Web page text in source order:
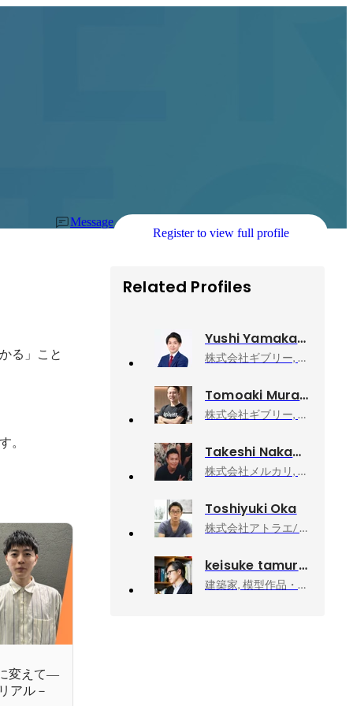
Message
Register to view full profile
る」こと
。
変えて—
アル－
Related Profiles
Yushi Yamakawa
株式会社ギブリー, 取締役
Tomoaki Murakami
株式会社ギブリー, ハッカソンエヴァンジェリスト
Takeshi Nakamura
株式会社メルカリ, Business Development Specialist
Toshiyuki Oka
株式会社アトラエ/ Atrae, Inc, 取締役 CTO
keisuke tamura
建築家, 模型作品・執筆活動